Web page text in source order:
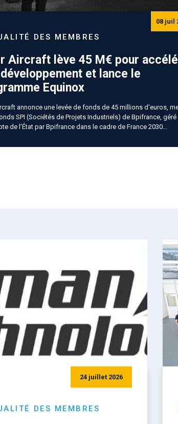
08 juil
DES MEMBRES
Aircraft lève 45 M€ pour
et lance le
Equinox
annonce une levée de fonds de 45 millions d'euros,
SPI (Sociétés de Projets Industriels) de Bpifrance, géré
de l’État par Bpifrance dans le cadre de France 2030...
24 juillet 2026
DES MEMBRES